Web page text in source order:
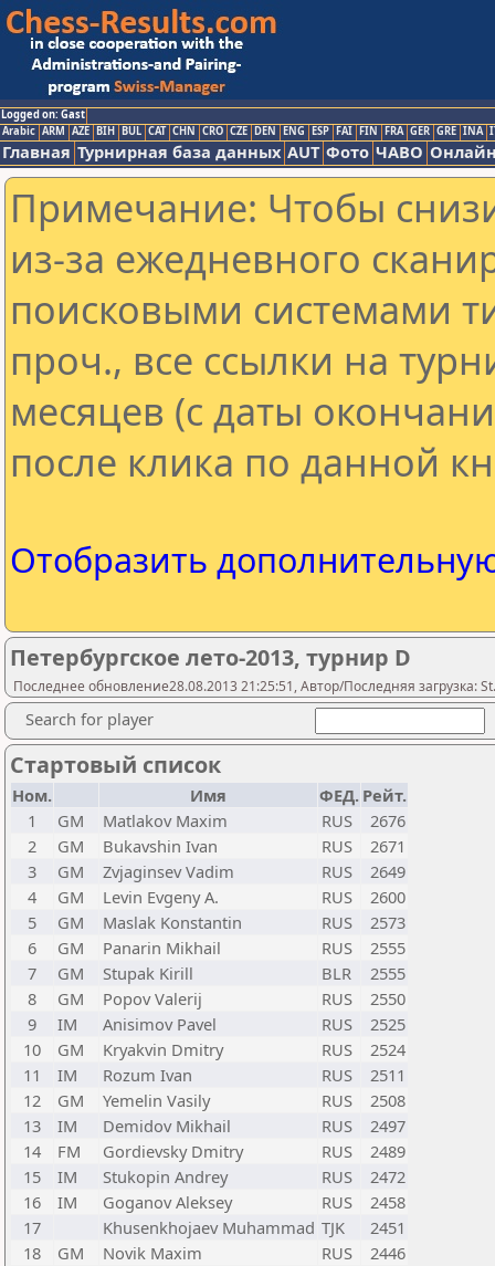
Logged on: Gast
Arabic ARM AZE BIH BUL CAT CHN CRO CZE DEN ENG ESP FAI FIN FRA GER GRE INA
Главная Турнирная база данных AUT Фото ЧАВО
Примечание: Чтобы
из-за ежедневного
поисковыми системами
проч., все ссылки на
месяцев (с даты
после клика по данной
Отобразить
Петербургское лето-2013, турнир D
Последнее обновление28.08.2013 21:25:51, Автор/Последняя загрузка:
Search for player
Стартовый список
Ном. Имя ФЕД. Рейт.
1
GM Matlakov Maxim RUS
2676
2
GM Bukavshin Ivan RUS
2671
3
GM Zvjaginsev Vadim RUS
2649
4
GM Levin Evgeny A. RUS
2600
5
GM Maslak Konstantin RUS
2573
6
GM Panarin Mikhail RUS
2555
7
GM Stupak Kirill BLR
2555
8
GM Popov Valerij RUS
2550
9
IM Anisimov Pavel RUS
2525
10
GM Kryakvin Dmitry RUS
2524
11
IM Rozum Ivan RUS
2511
12
GM Yemelin Vasily RUS
2508
13
IM Demidov Mikhail RUS
2497
14
FM Gordievsky Dmitry RUS
2489
15
IM Stukopin Andrey RUS
2472
16
IM Goganov Aleksey RUS
2458
17
Khusenkhojaev Muhammad TJK
2451
18
GM Novik Maxim RUS
2446